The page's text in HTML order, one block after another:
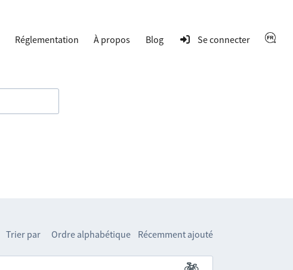
Réglementation À propos Blog Se connecter
Trier par Ordre alphabétique Récemment ajouté